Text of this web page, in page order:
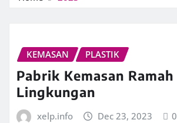
KEMASAN PLASTIK
Pabrik Kemasan Ramah
Lingkungan
xelp.info Dec 23, 2023 0